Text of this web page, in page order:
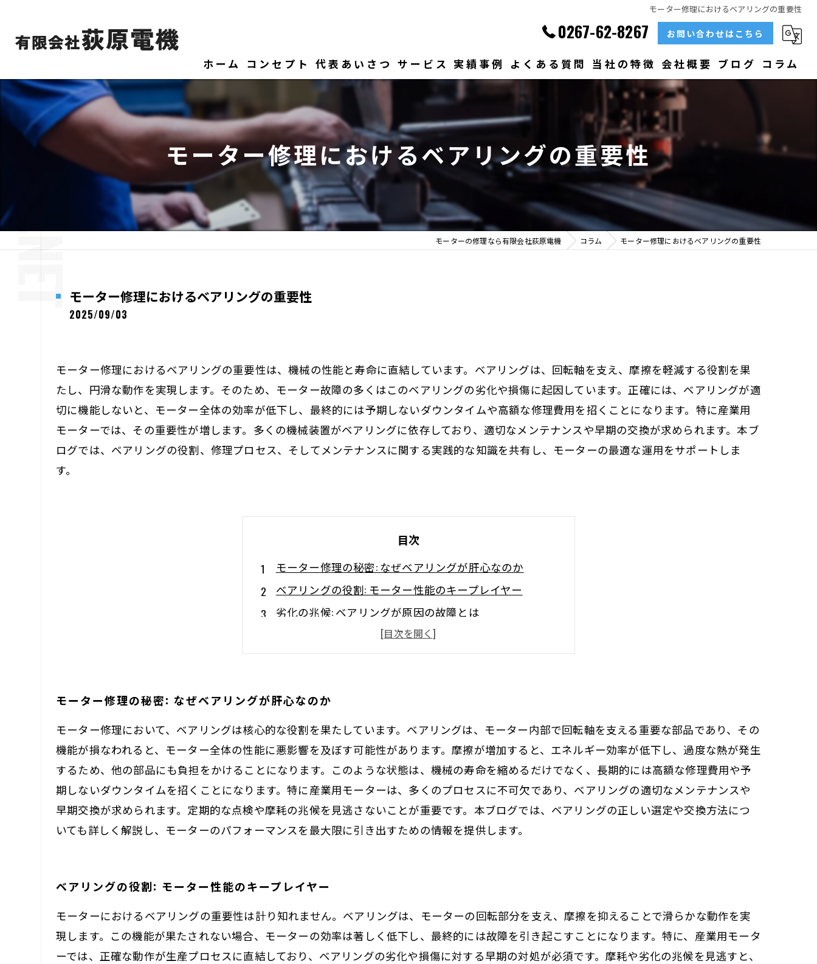
モーター修理におけるベアリングの重要性
0267-62-8267 お問い合わせはこちら
ホーム コンセプト 代表あいさつ サービス 実績事例 よくある質問 当社の特徴
ベアリング
大型
メンテナンス
販売
会社概要 ブログ コラム
モーター修理におけるベアリングの重要性
モーターの修理なら有限会社荻原電機 コラム モーター修理におけるベアリングの重要性
モーター修理におけるベアリングの重要性
2025/09/03
モーター修理におけるベアリングの重要性は、機械の性能と寿命に直結しています。ベアリングは、回転軸を支え、摩擦を軽減する役割を果
たし、円滑な動作を実現します。そのため、モーター故障の多くはこのベアリングの劣化や損傷に起因しています。正確には、ベアリングが適
切に機能しないと、モーター全体の効率が低下し、最終的には予期しないダウンタイムや高額な修理費用を招くことになります。特に産業用
モーターでは、その重要性が増します。多くの機械装置がベアリングに依存しており、適切なメンテナンスや早期の交換が求められます。本ブ
ログでは、ベアリングの役割、修理プロセス、そしてメンテナンスに関する実践的な知識を共有し、モーターの最適な運用をサポートしま
す。
目次
モーター修理の秘密: なぜベアリングが肝心なのか
ベアリングの役割: モーター性能のキープレイヤー
劣化の兆候: ベアリングが原因の故障とは
効果的な修理プロセス: ベアリング交換のステップ
運用効率を上げる秘訣: メンテナンスの重要性
モーターライフを延ばす! 覚えておきたいベアリングケア
モーター修理の秘密: なぜベアリングが肝心なのか
モーター修理において、ベアリングは核心的な役割を果たしています。ベアリングは、モーター内部で回転軸を支える重要な部品であり、その
機能が損なわれると、モーター全体の性能に悪影響を及ぼす可能性があります。摩擦が増加すると、エネルギー効率が低下し、過度な熱が発生
するため、他の部品にも負担をかけることになります。このような状態は、機械の寿命を縮めるだけでなく、長期的には高額な修理費用や予
期しないダウンタイムを招くことになります。特に産業用モーターは、多くのプロセスに不可欠であり、ベアリングの適切なメンテナンスや
早期交換が求められます。定期的な点検や摩耗の兆候を見逃さないことが重要です。本ブログでは、ベアリングの正しい選定や交換方法につ
いても詳しく解説し、モーターのパフォーマンスを最大限に引き出すための情報を提供します。
ベアリングの役割: モーター性能のキープレイヤー
モーターにおけるベアリングの重要性は計り知れません。ベアリングは、モーターの回転部分を支え、摩擦を抑えることで滑らかな動作を実
現します。この機能が果たされない場合、モーターの効率は著しく低下し、最終的には故障を引き起こすことになります。特に、産業用モータ
ーでは、正確な動作が生産プロセスに直結しており、ベアリングの劣化や損傷に対する早期の対処が必須です。摩耗や劣化の兆候を見逃すと、